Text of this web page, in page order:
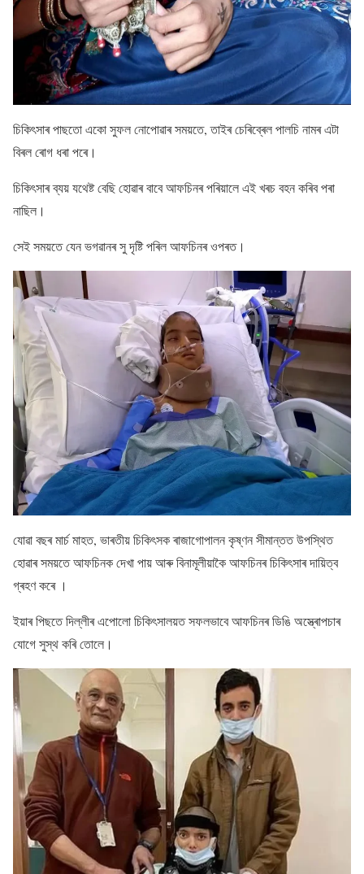
চিকিৎসাৰ পাছতো একো সুফল নোপোৱাৰ সময়তে, তাইৰ চেৰিব্ৰেল পালচি নামৰ এটা
বিৰল ৰোগ ধৰা পৰে।
চিকিৎসাৰ ব্যয় যথেষ্ট বেছি হোৱাৰ বাবে আফচিনৰ পৰিয়ালে এই খৰচ বহন কৰিব পৰা
নাছিল।
সেই সময়তে যেন ভগৱানৰ সু দৃষ্টি পৰিল আফচিনৰ ওপৰত।
যোৱা বছৰ মাৰ্চ মাহত, ভাৰতীয় চিকিৎসক ৰাজাগোপালন কৃষ্ণন সীমান্তত উপস্থিত
হোৱাৰ সময়তে আফচিনক দেখা পায় আৰু বিনামূলীয়াকৈ আফচিনৰ চিকিৎসাৰ দায়িত্ব
গ্ৰহণ কৰে ।
ইয়াৰ পিছতে দিল্লীৰ এপোলো চিকিৎসালয়ত সফলভাবে আফচিনৰ ডিঙি অস্ত্ৰোপচাৰ
যোগে সুস্থ কৰি তোলে।